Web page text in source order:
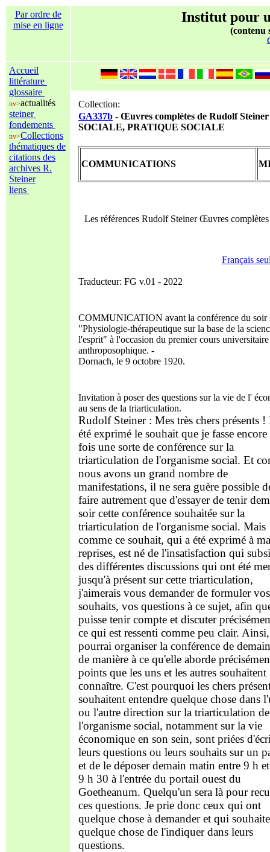
Par ordre de
mise en ligne
Institut pour
(contenu
Accueil
littérature
glossaire
nv>actualités
steiner
fondements
nv>Collections
thématiques de
citations des
archives R.
Steiner
liens
Collection:
GA337b - Œuvres complètes de Rudolf
SOCIALE, PRATIQUE SOCIALE
COMMUNICATIONS
Les références Rudolf Steiner Œuvres
Français
Traducteur: FG v.01 - 2022
COMMUNICATION avant la conférence du soir
"Physiologie-thérapeutique sur la base de la
l'esprit" à l'occasion du premier cours universitaire
anthroposophique. -
Dornach, le 9 octobre 1920.
Invitation à poser des questions sur la vie de l'
au sens de la triarticulation.
Rudolf Steiner : Mes très chers présents !
été exprimé le souhait que je fasse encore
fois une sorte de conférence sur la
triarticulation de l'organisme social. Et
nous avons un grand nombre de
manifestations, il ne sera guère possible
faire autrement que d'essayer de tenir
soir cette conférence souhaitée sur la
triarticulation de l'organisme social. Mais
comme ce souhait, qui a été exprimé à
reprises, est né de l'insatisfaction qui
des différentes discussions qui ont été
jusqu'à présent sur cette triarticulation,
j'aimerais vous demander de formuler vos
souhaits, vos questions à ce sujet, afin
puisse tenir compte et discuter
ce qui est ressenti comme peu clair.
pourrai organiser la conférence de
de manière à ce qu'elle aborde
points que les uns et les autres souhaitent
connaître. C'est pourquoi les chers
souhaitent entendre quelque chose dans
ou l'autre direction sur la triarticulation de
l'organisme social, notamment sur la vie
économique en son sein, sont priées
leurs questions ou leurs souhaits sur un
et de le déposer demain matin entre 9 h et
9 h 30 à l'entrée du portail ouest du
Goetheanum. Quelqu'un sera là pour
ces questions. Je prie donc ceux qui ont
quelque chose à demander et qui
quelque chose de l'indiquer dans leurs
questions.